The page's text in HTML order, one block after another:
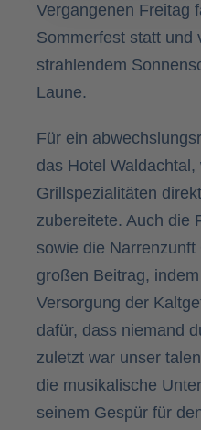
Vergangenen Freitag
Sommerfest statt und
strahlendem
Laune.
Für ein
das Hotel Waldachtal,
Grillspezialitäten
zubereitete. Auch die
sowie die
großen Beitrag,
Versorgung der
dafür, dass niemand
zuletzt war unser
die musikalische
seinem Gespür für